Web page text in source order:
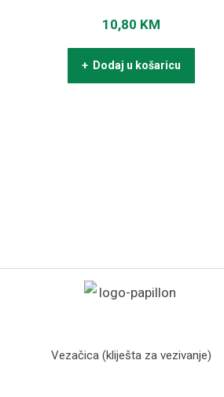
10,80 KM
+ Dodaj u košaricu
Vezačica (kliješta za vezivanje)